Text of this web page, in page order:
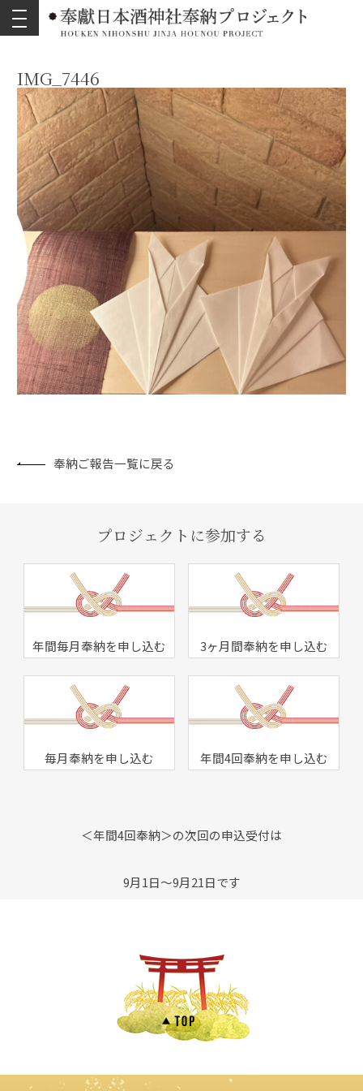
toggle
navigation
IMG_7446
奉納ご報告一覧に戻る
プロジェクトに参加する
年間毎月奉納を申し込む 3ヶ月間奉納を申し込む
毎月奉納を申し込む 年間4回奉納を申し込む
＜年間4回奉納＞の次回の申込受付は
9月1日～9月21日です